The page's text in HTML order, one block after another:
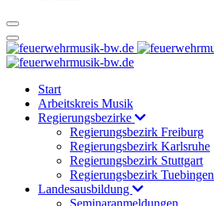
Start
Arbeitskreis Musik
Regierungsbezirke
Regierungsbezirk Freiburg
Regierungsbezirk Karlsruhe
Regierungsbezirk Stuttgart
Regierungsbezirk Tuebingen
Landesausbildung
Seminaranmeldungen